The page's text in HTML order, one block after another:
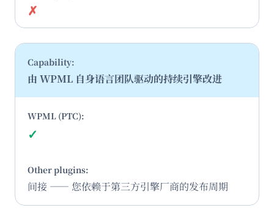
✗
由 WPML 自身语言团队驱动的持续引擎改进
✓
间接 —— 您依赖于第三方引擎厂商的发布周期